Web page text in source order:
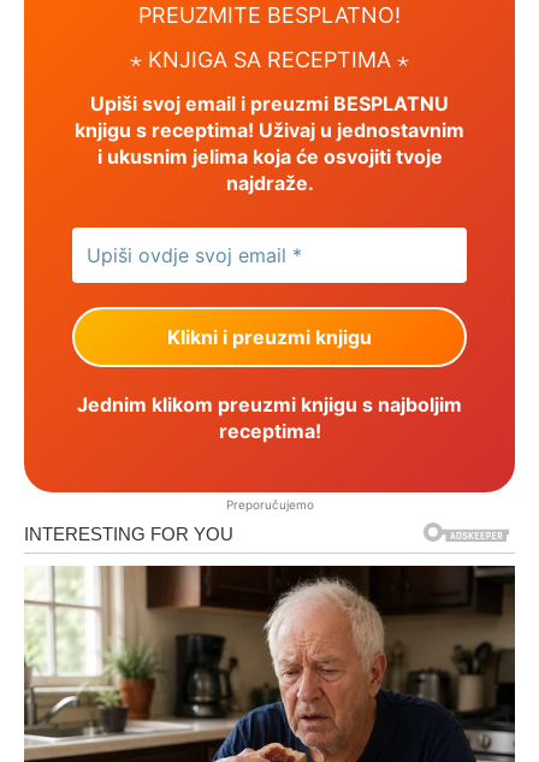
PREUZMITE BESPLATNO!
⋆ KNJIGA SA RECEPTIMA ⋆
Upiši svoj email i preuzmi BESPLATNU
knjigu s receptima! Uživaj u jednostavnim
i ukusnim jelima koja će osvojiti tvoje
najdraže.
Jednim klikom preuzmi knjigu s najboljim
receptima!
Preporučujemo